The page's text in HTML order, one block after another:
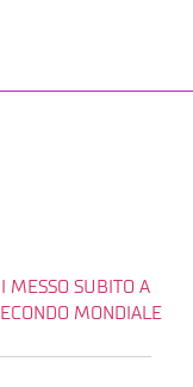
MESSO SUBITO A
MONDIALE